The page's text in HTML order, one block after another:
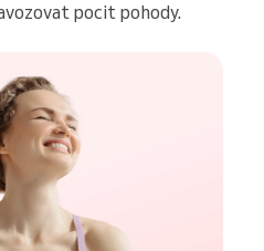
pocit pohody.